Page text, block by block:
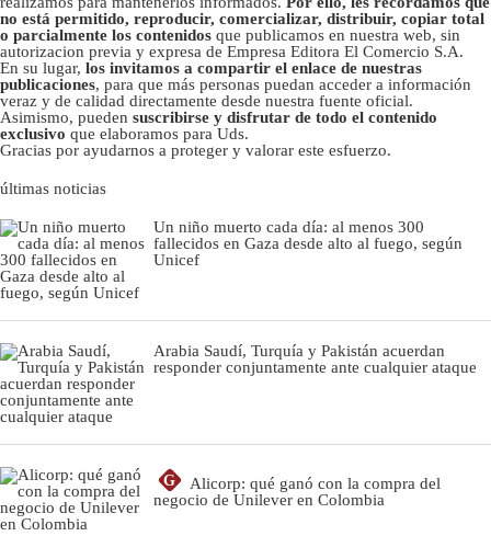
no está permitido, reproducir, comercializar, distribuir, copiar total
o parcialmente los contenidos que publicamos en nuestra web, sin
autorizacion previa y expresa de Empresa Editora El Comercio S.A.
En su lugar, los invitamos a compartir el enlace de nuestras
publicaciones, para que más personas puedan acceder a información
veraz y de calidad directamente desde nuestra fuente oficial.
Asimismo, pueden suscribirse y disfrutar de todo el contenido
exclusivo que elaboramos para Uds.
Gracias por ayudarnos a proteger y valorar este esfuerzo.
últimas noticias
Un niño muerto cada día: al menos 300
fallecidos en Gaza desde alto al fuego, según
Unicef
Arabia Saudí, Turquía y Pakistán acuerdan
responder conjuntamente ante cualquier ataque
G
Alicorp: qué ganó con la compra del
negocio de Unilever en Colombia